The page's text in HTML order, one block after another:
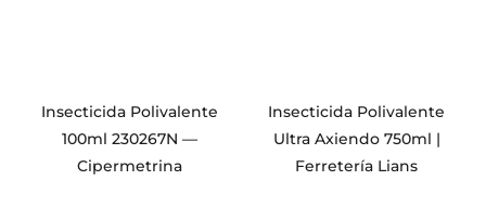
Insecticida Polivalente
100ml 230267N —
Cipermetrina
Insecticida Polivalente
Ultra Axiendo 750ml |
Ferretería Lians